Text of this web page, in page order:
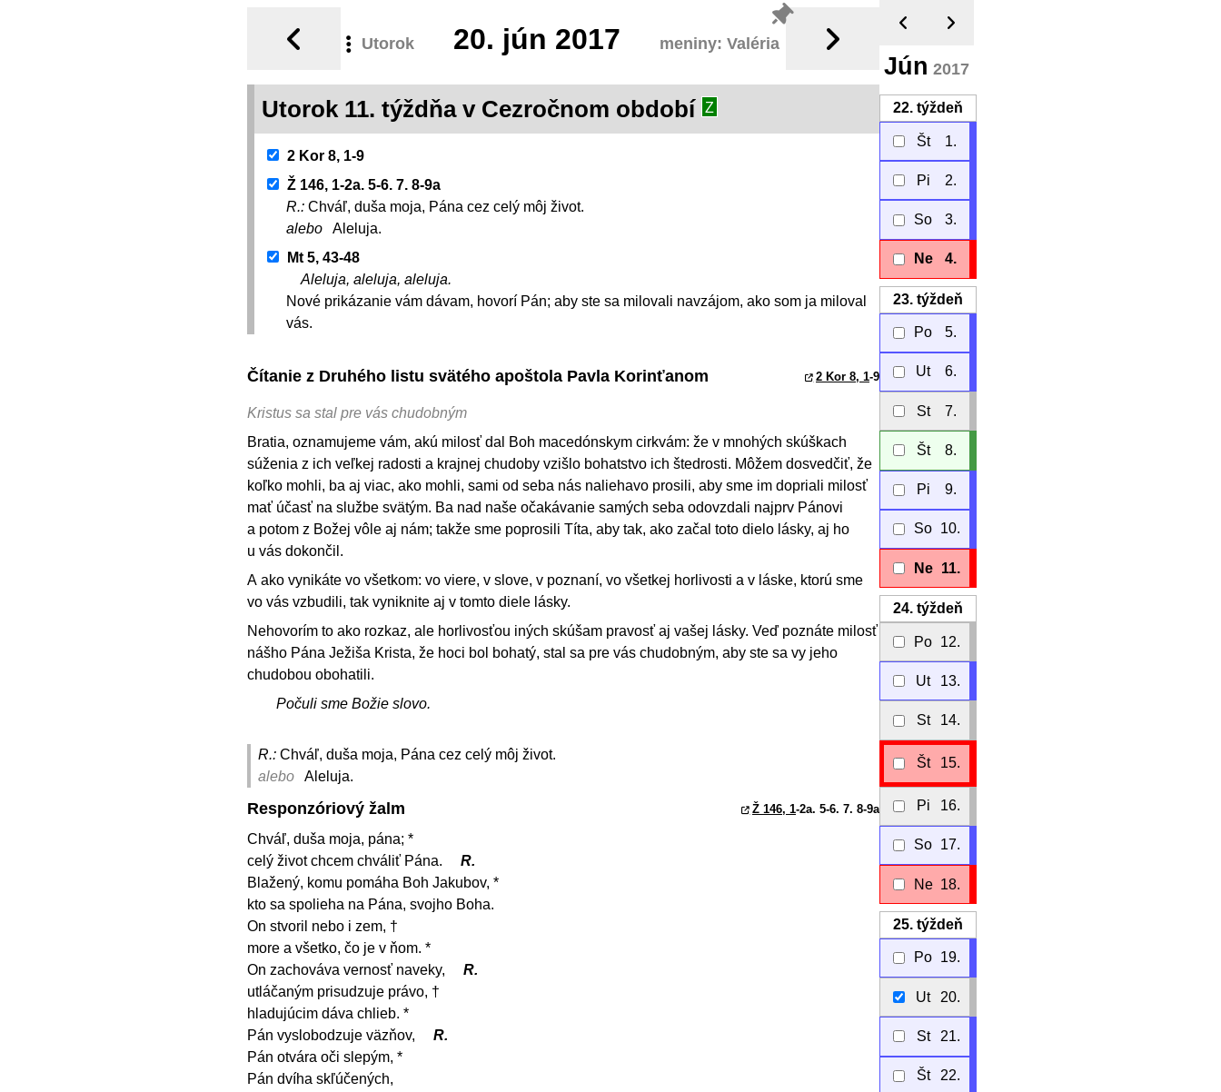
Utorok 20. jún 2017 meniny: Valéria
Utorok 11. týždňa v Cezročnom období Z
2 Kor 8, 1-9
Ž 146, 1-2a. 5-6. 7. 8-9a
R.: Chváľ, duša moja, Pána cez celý môj život.
alebo
Aleluja.
Mt 5, 43-48
Aleluja, aleluja, aleluja.
Nové prikázanie vám dávam, hovorí Pán; aby ste sa milovali navzájom, ako som ja miloval
vás.
Čítanie z Druhého listu svätého apoštola Pavla Korinťanom 2 Kor 8, 1-9
Kristus sa stal pre vás chudobným
Bratia, oznamujeme vám, akú milosť dal Boh macedónskym cirkvám: že v mnohých skúškach
súženia z ich veľkej radosti a krajnej chudoby vzišlo bohatstvo ich štedrosti. Môžem dosvedčiť, že
koľko mohli, ba aj viac, ako mohli, sami od seba nás naliehavo prosili, aby sme im dopriali milosť
mať účasť na službe svätým. Ba nad naše očakávanie samých seba odovzdali najprv Pánovi
a potom z Božej vôle aj nám; takže sme poprosili Títa, aby tak, ako začal toto dielo lásky, aj ho
u vás dokončil.
A ako vynikáte vo všetkom: vo viere, v slove, v poznaní, vo všetkej horlivosti a v láske, ktorú sme
vo vás vzbudili, tak vyniknite aj v tomto diele lásky.
Nehovorím to ako rozkaz, ale horlivosťou iných skúšam pravosť aj vašej lásky. Veď poznáte milosť
nášho Pána Ježiša Krista, že hoci bol bohatý, stal sa pre vás chudobným, aby ste sa vy jeho
chudobou obohatili.
Počuli sme Božie slovo.
R.: Chváľ, duša moja, Pána cez celý môj život.
alebo
Aleluja.
Responzóriový žalm Ž 146, 1-2a. 5-6. 7. 8-9a
Chváľ, duša moja, pána; *
celý život chcem chváliť Pána.
R.
Blažený, komu pomáha Boh Jakubov, *
kto sa spolieha na Pána, svojho Boha.
On stvoril nebo i zem, †
more a všetko, čo je v ňom. *
On zachováva vernosť naveky,
R.
utláčaným prisudzuje právo, †
hladujúcim dáva chlieb. *
Pán vyslobodzuje väzňov,
R.
Pán otvára oči slepým, *
Pán dvíha skľúčených,
Jún 2017
22. týždeň
Št 1.
Pi 2.
So 3.
Ne 4.
23. týždeň
Po 5.
Ut 6.
St 7.
Št 8.
Pi 9.
So 10.
Ne 11.
24. týždeň
Po 12.
Ut 13.
St 14.
Št 15.
Pi 16.
So 17.
Ne 18.
25. týždeň
Po 19.
Ut 20.
St 21.
Št 22.